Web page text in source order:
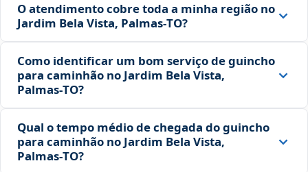
O atendimento cobre toda a minha região no
Jardim Bela Vista, Palmas‑TO?
Como identificar um bom serviço de guincho
para caminhão no Jardim Bela Vista,
Palmas‑TO?
Qual o tempo médio de chegada do guincho
para caminhão no Jardim Bela Vista,
Palmas‑TO?